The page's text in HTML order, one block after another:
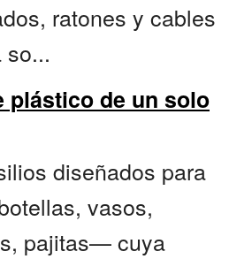
ratones y cables
so...
plástico de un solo
diseñados para
vasos,
pajitas— cuya